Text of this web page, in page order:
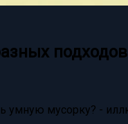
подходов